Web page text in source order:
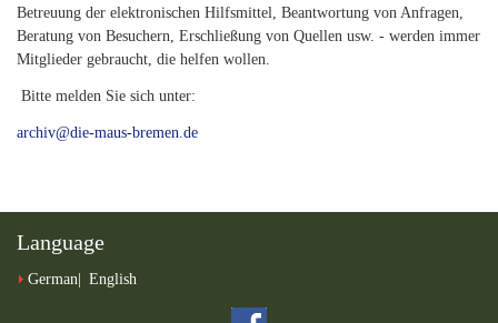
Betreuung der elektronischen Hilfsmittel, Beantwortung von Anfragen,
Beratung von Besuchern, Erschließung von Quellen usw. - werden immer
Mitglieder gebraucht, die helfen wollen.
Bitte melden Sie sich unter:
archiv@die-maus-bremen.de
Language
German English